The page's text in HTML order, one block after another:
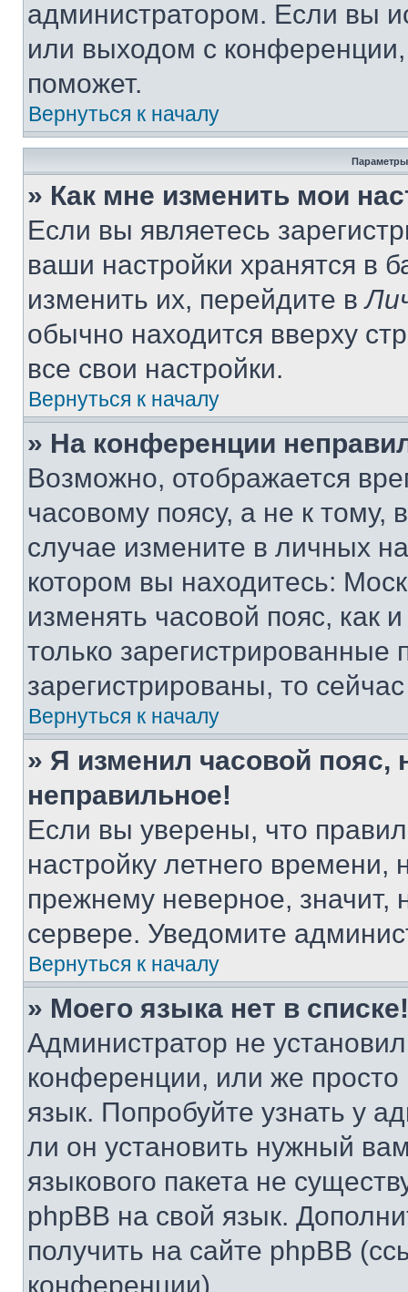
администратором. Если вы
или выходом с
поможет.
Вернуться к началу
Параметры
» Как мне изменить мои
Если вы являетесь
ваши настройки хранятся в
изменить их, перейдите в
обычно находится вверху
все свои настройки.
Вернуться к началу
» На конференции
Возможно, отображается
часовому поясу, а не к тому,
случае измените в личных
котором вы находитесь:
изменять часовой пояс, как
только
зарегистрированы, то
Вернуться к началу
» Я изменил часовой пояс,
неправильное!
Если вы уверены, что
настройку летнего
прежнему неверное, значит,
сервере. Уведомите
Вернуться к началу
» Моего языка нет в списке!
Администратор не
конференции, или же
язык. Попробуйте узнать у
ли он установить нужный
языкового пакета не
phpBB на свой язык.
получить на сайте phpBB
конференции).